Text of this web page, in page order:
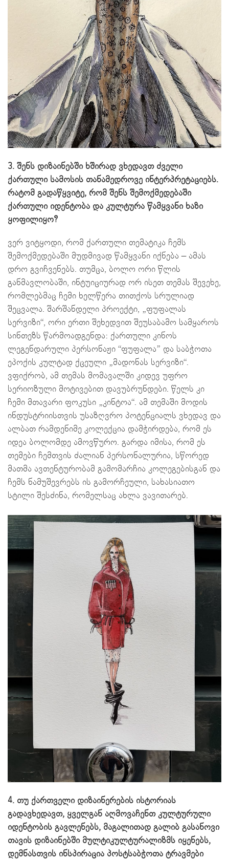
3. შენს დიზაინებში ხშირად ვხედავთ ძველი
ქართული სამოსის თანამედროვე ინტერპრეტაციებს.
რატომ გადაწყვიტე, რომ შენს შემოქმედებაში
ქართული იდენტობა და კულტურა წამყვანი ხაზი
ყოფილიყო?
ვერ ვიტყოდი, რომ ქართული თემატიკა ჩემს
შემოქმედებაში მუდმივად წამყვანი იქნება – ამას
დრო გვიჩვენებს. თუმცა, ბოლო ორი წლის
განმავლობაში, ინტუიციურად ორ ისეთ თემას შევეხე,
რომლებმაც ჩემი ხელწერა თითქოს სრულიად
შეცვალა. შარშანდელი პროექტი, „ფუფალას
სერვიზი“, ორი ერთი შეხედვით შეუსაბამო სამყაროს
სინთეზს წარმოადგენდა: ქართული კინოს
ლეგენდარული პერსონაჟი “ფუფალა” და საბჭოთა
ეპოქის კულტად ქცეული „მადონას სერვიზი“.
ვფიქრობ, ამ თემას მომავალში კიდევ უფრო
სერიოზული მოტივებით დავუბრუნდები. წელს კი
ჩემი მთავარი ფოკუსი „კინტოა“. ამ თემაში მოდის
ინდუსტრიისთვის უსაზღვრო პოტენციალს ვხედავ და
ალბათ რამდენიმე კოლექცია დამჭირდება, რომ ეს
იდეა ბოლომდე ამოვწურო. გარდა იმისა, რომ ეს
თემები ჩემთვის ძალიან პერსონალურია, სწორედ
მათმა ავთენტურობამ გამომარჩია კოლეგებისგან და
ჩემს ნამუშევრებს ის გამორჩეული, სახასიათო
სტილი შესძინა, რომელსაც ახლა ვავითარებ.
4. თუ ქართველი დიზაინერების ისტორიას
გადავხედავთ, ყველგან აღმოვაჩენთ კულტურული
იდენტობის გავლენებს, მაგალითად გალიბ გასანოვი
თავის დიზაინებში მულტიკულტურალიზმს იყენებს,
დემნასთვის ინსპირაცია პოსტსაბჭოთა ტრავმები